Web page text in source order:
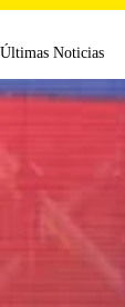
Últimas Noticias